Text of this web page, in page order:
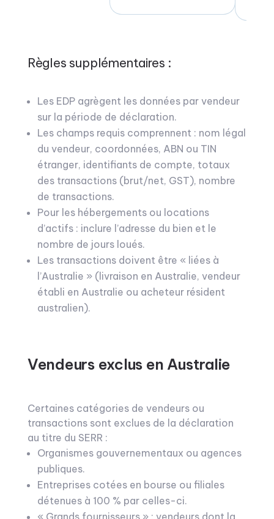
Règles supplémentaires :
Les EDP agrègent les données par vendeur
sur la période de déclaration.
Les champs requis comprennent : nom légal
du vendeur, coordonnées, ABN ou TIN
étranger, identifiants de compte, totaux
des transactions (brut/net, GST), nombre
de transactions.
Pour les hébergements ou locations
d’actifs : inclure l’adresse du bien et le
nombre de jours loués.
Les transactions doivent être « liées à
l’Australie » (livraison en Australie, vendeur
établi en Australie ou acheteur résident
australien).
Vendeurs exclus en Australie
Certaines catégories de vendeurs ou
transactions sont exclues de la déclaration
au titre du SERR :
Organismes gouvernementaux ou agences
publiques.
Entreprises cotées en bourse ou filiales
détenues à 100 % par celles-ci.
« Grands fournisseurs » : vendeurs dont la